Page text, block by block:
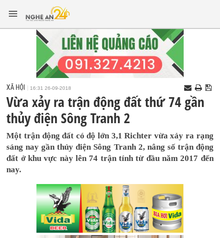
XÃ HỘI 16:31 26-09-2018
Vừa xảy ra trận động đất thứ 74 gần
thủy điện Sông Tranh 2
Một trận động đất có độ lớn 3,1 Richter vừa xảy ra rạng
sáng nay gần thủy điện Sông Tranh 2, nâng số trận động
đất ở khu vực này lên 74 trận tính từ đầu năm 2017 đến
nay.